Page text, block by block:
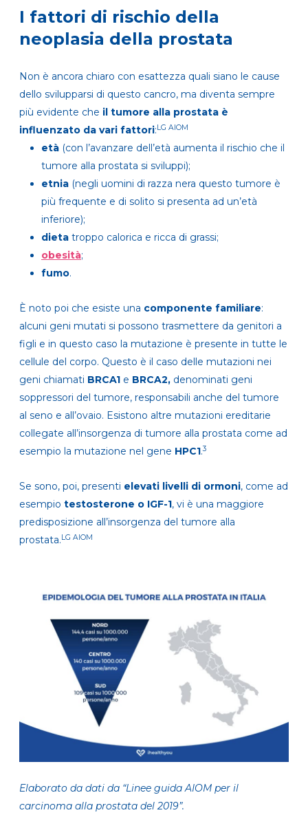
I fattori di rischio della
neoplasia della prostata
Non è ancora chiaro con esattezza quali siano le cause
dello svilupparsi di questo cancro, ma diventa sempre
più evidente che il tumore alla prostata è
influenzato da vari fattori:LG AIOM
età (con l’avanzare dell’età aumenta il rischio che il
tumore alla prostata si sviluppi);
etnia (negli uomini di razza nera questo tumore è
più frequente e di solito si presenta ad un’età
inferiore);
dieta troppo calorica e ricca di grassi;
obesità;
fumo.
È noto poi che esiste una componente familiare:
alcuni geni mutati si possono trasmettere da genitori a
figli e in questo caso la mutazione è presente in tutte le
cellule del corpo. Questo è il caso delle mutazioni nei
geni chiamati BRCA1 e BRCA2, denominati geni
soppressori del tumore, responsabili anche del tumore
al seno e all’ovaio. Esistono altre mutazioni ereditarie
collegate all’insorgenza di tumore alla prostata come ad
esempio la mutazione nel gene HPC1.3
Se sono, poi, presenti elevati livelli di ormoni, come ad
esempio testosterone o IGF-1, vi è una maggiore
predisposizione all’insorgenza del tumore alla
prostata.LG AIOM
Elaborato da dati da “Linee guida AIOM per il
carcinoma alla prostata del 2019”.